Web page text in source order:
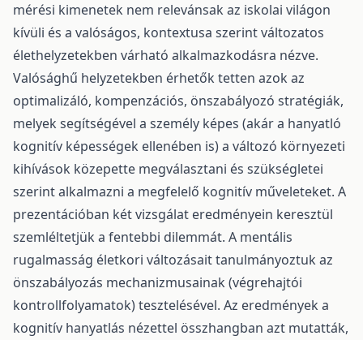
mérési kimenetek nem relevánsak az iskolai világon
kívüli és a valóságos, kontextusa szerint változatos
élethelyzetekben várható alkalmazkodásra nézve.
Valósághű helyzetekben érhetők tetten azok az
optimalizáló, kompenzációs, önszabályozó stratégiák,
melyek segítségével a személy képes (akár a hanyatló
kognitív képességek ellenében is) a változó környezeti
kihívások közepette megválasztani és szükségletei
szerint alkalmazni a megfelelő kognitív műveleteket. A
prezentációban két vizsgálat eredményein keresztül
szemléltetjük a fentebbi dilemmát. A mentális
rugalmasság életkori változásait tanulmányoztuk az
önszabályozás mechanizmusainak (végrehajtói
kontrollfolyamatok) tesztelésével. Az eredmények a
kognitív hanyatlás nézettel összhangban azt mutatták,